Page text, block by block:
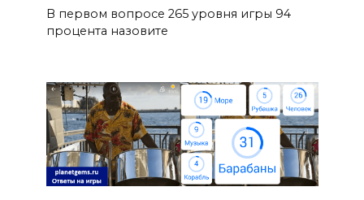
В первом вопросе 265 уровня игры 94
процента назовите